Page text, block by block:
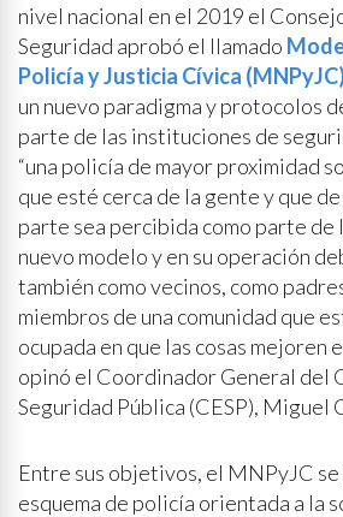
nivel nacional en el 2019 el
Seguridad aprobó el llamado
Policía y Justicia Cívica
un nuevo paradigma y protocolos
parte de las instituciones de
“una policía de mayor proximidad
que esté cerca de la gente y que
parte sea percibida como parte de
nuevo modelo y en su operación
también como vecinos, como
miembros de una comunidad que
ocupada en que las cosas mejoren
opinó el Coordinador General del
Seguridad Pública (CESP), Miguel
Entre sus objetivos, el MNPyJC se
esquema de policía orientada a la